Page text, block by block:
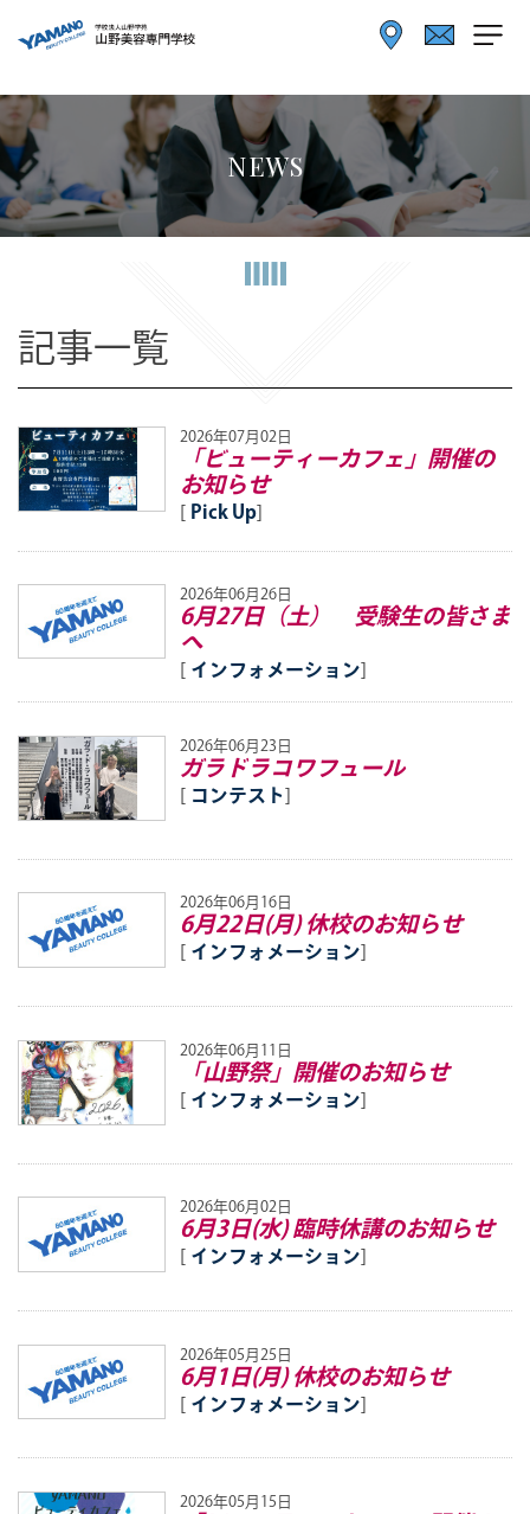
NEWS
記事一覧
2026年07月02日
「ビューティーカフェ」開催の
お知らせ
[ Pick Up]
2026年06月26日
6月27日（土） 受験生の皆さま
へ
[ インフォメーション]
2026年06月23日
ガラドラコワフュール
[ コンテスト]
2026年06月16日
6月22日(月) 休校のお知らせ
[ インフォメーション]
2026年06月11日
「山野祭」開催のお知らせ
[ インフォメーション]
2026年06月02日
6月3日(水) 臨時休講のお知らせ
[ インフォメーション]
2026年05月25日
6月1日(月) 休校のお知らせ
[ インフォメーション]
2026年05月15日